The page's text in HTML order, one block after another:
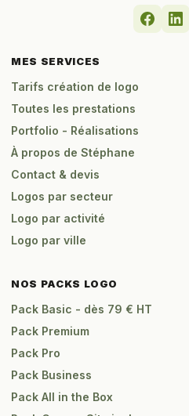
MES SERVICES
Tarifs création de logo
Toutes les prestations
Portfolio - Réalisations
À propos de Stéphane
Contact & devis
Logos par secteur
Logo par activité
Logo par ville
NOS PACKS LOGO
Pack Basic - dès 79 € HT
Pack Premium
Pack Pro
Pack Business
Pack All in the Box